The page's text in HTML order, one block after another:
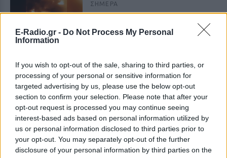
E-Radio.gr - Do Not Process My Personal
Information
If you wish to opt-out of the sale, sharing to third parties, or
processing of your personal or sensitive information for
targeted advertising by us, please use the below opt-out
section to confirm your selection. Please note that after your
opt-out request is processed you may continue seeing
interest-based ads based on personal information utilized by
us or personal information disclosed to third parties prior to
your opt-out. You may separately opt-out of the further
disclosure of your personal information by third parties on the
ΣΉΜΕΡΑ
μετά από επίθεση drone - Η Τεχεράνη
απαιτεί αποχώρηση αμερικανικών
Ελικόπτερο προσγειώθηκε στο
Σαρακήνικο για να κάνουν
μπάνιο οι επιβάτες του
ΣΉΜΕΡΑ
Ο επιχειρηματίας από τη Μήλο που
κατέγραψε το περιστατικό μίλησε στον
ΣΚΑΪ και περιέγραψε τι είδε στην
παραλία